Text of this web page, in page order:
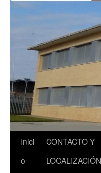
Saltar
Inici
o
CONTACTO Y
LOCALIZACIÓN